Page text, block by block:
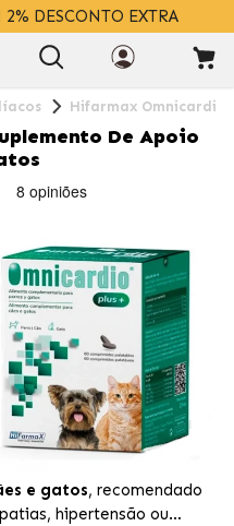
DESCONTO EXTRA
Hifarmax Omnicardio
De Apoio
e gatos, recomendado
hipertensão ou